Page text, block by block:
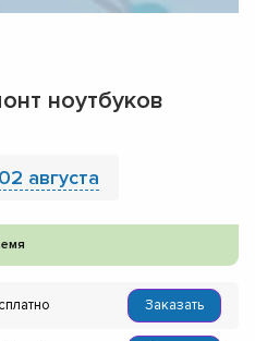
ноутбуков
02 августа
Заказать